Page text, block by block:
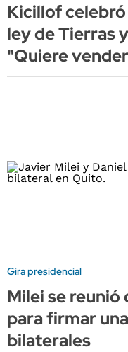
Kicillof celebró
ley de Tierras
"Quiere
Gira presidencial
Milei se reunió
para firmar
bilaterales